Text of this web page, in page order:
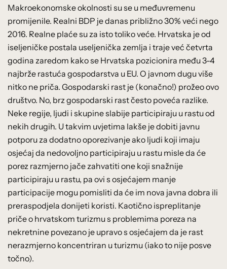
Makroekonomske okolnosti su se u međuvremenu
promijenile. Realni BDP je danas približno 30% veći nego
2016. Realne plaće su za isto toliko veće. Hrvatska je od
iseljeničke postala useljenička zemlja i traje već četvrta
godina zaredom kako se Hrvatska pozicionira među 3-4
najbrže rastuća gospodarstva u EU. O javnom dugu više
nitko ne priča. Gospodarski rast je (konačno!) prožeo ovo
društvo. No, brz gospodarski rast često poveća razlike.
Neke regije, ljudi i skupine slabije participiraju u rastu od
nekih drugih. U takvim uvjetima lakše je dobiti javnu
potporu za dodatno oporezivanje ako ljudi koji imaju
osjećaj da nedovoljno participiraju u rastu misle da će
porez razmjerno jače zahvatiti one koji snažnije
participiraju u rastu, pa ovi s osjećajem manje
participacije mogu pomisliti da će im nova javna dobra ili
preraspodjela donijeti koristi. Kaotično ispreplitanje
priče o hrvatskom turizmu s problemima poreza na
nekretnine povezano je upravo s osjećajem da je rast
nerazmjerno koncentriran u turizmu (iako to nije posve
točno).